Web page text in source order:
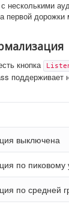
несколькими
первой дорожки
кнопка
поддерживает
выключена
по пиковому
по средней